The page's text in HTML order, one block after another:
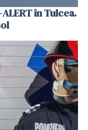
în Tulcea.